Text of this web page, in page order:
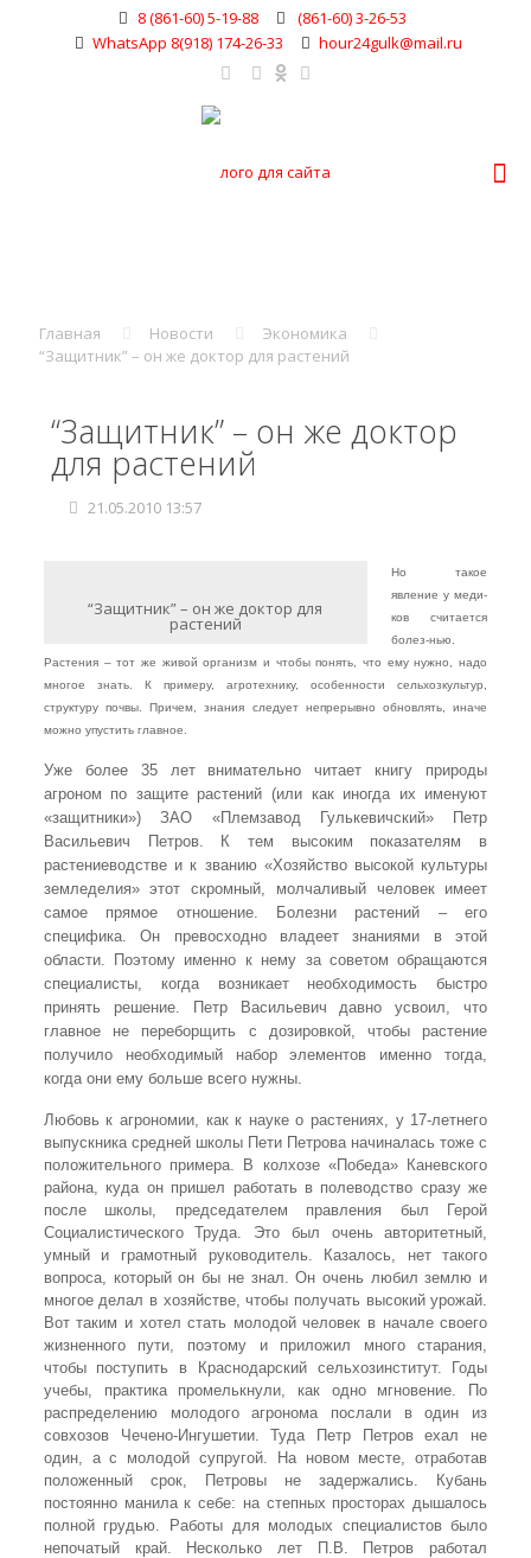
8 (861-60) 5-19-88
(861-60) 3-26-53
WhatsApp 8(918) 174-26-33
hour24gulk@mail.ru
Главная Новости
Экономика
“Защитник” – он же доктор для растений
“Защитник” – он же доктор
для растений
21.05.2010 13:57
“Защитник” – он же доктор для
растений
Но такое
явление у меди-
ков считается
болез-нью.
Растения – тот же живой организм и чтобы понять, что ему нужно, надо
многое знать. К примеру, агротехнику, особенности сельхозкультур,
структуру почвы. Причем, знания следует непрерывно обновлять, иначе
можно упустить главное.
Уже более 35 лет внимательно читает книгу природы
агроном по защите растений (или как иногда их именуют
«защитники») ЗАО «Племзавод Гулькевичский» Петр
Васильевич Петров. К тем высоким показателям в
растениеводстве и к званию «Хозяйство высокой культуры
земледелия» этот скромный, молчаливый человек имеет
самое прямое отношение. Болезни растений – его
специфика. Он превосходно владеет знаниями в этой
области. Поэтому именно к нему за советом обращаются
специалисты, когда возникает необходимость быстро
принять решение. Петр Васильевич давно усвоил, что
главное не переборщить с дозировкой, чтобы растение
получило необходимый набор элементов именно тогда,
когда они ему больше всего нужны.
Любовь к агрономии, как к науке о растениях, у 17-летнего
выпускника средней школы Пети Петрова начиналась тоже с
положительного примера. В колхозе «Победа» Каневского
района, куда он пришел работать в полеводство сразу же
после школы, председателем правления был Герой
Социалистического Труда. Это был очень авторитетный,
умный и грамотный руководитель. Казалось, нет такого
вопроса, который он бы не знал. Он очень любил землю и
многое делал в хозяйстве, чтобы получать высокий урожай.
Вот таким и хотел стать молодой человек в начале своего
жизненного пути, поэтому и приложил много старания,
чтобы поступить в Краснодарский сельхозинститут. Годы
учебы, практика промелькнули, как одно мгновение. По
распределению молодого агронома послали в один из
совхозов Чечено-Ингушетии. Туда Петр Петров ехал не
один, а с молодой супругой. На новом месте, отработав
положенный срок, Петровы не задержались. Кубань
постоянно манила к себе: на степных просторах дышалось
полной грудью. Работы для молодых специалистов было
непочатый край. Несколько лет П.В. Петров работал